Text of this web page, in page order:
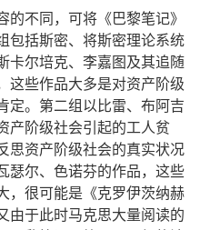
的不同， 可将《巴黎笔记》
包括斯密、将斯密理论系统
卡尔培克、李嘉图及其追随
这些作品大多是对资产阶级
定。 第二组以比雷、布阿吉
产阶级社会引起的工人贫
思资产阶级社会的真实状况
瑟尔、色诺芬的作品， 这些
， 很可能是《克罗伊茨纳赫
由于此时马克思大量阅读的